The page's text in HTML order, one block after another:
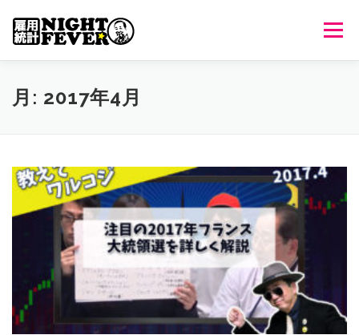
メニュ
HOME 生放送 番組について
月: 2017年4月